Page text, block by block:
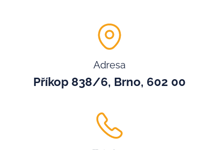
Adresa
Příkop 838/6, Brno, 602 00